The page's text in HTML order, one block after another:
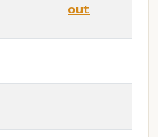
out